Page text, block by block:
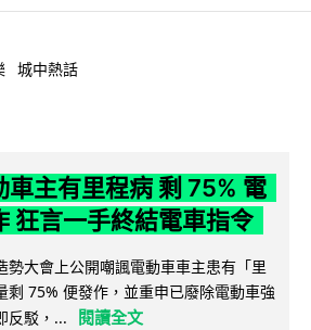
城中熱話
車主有里程病 剩 75% 電
狂言一手終結電車指令
勢大會上公開嘲諷電動車車主患有「里
剩 75% 便發作，並重申已廢除電動車強
反駁，...
閱讀全文